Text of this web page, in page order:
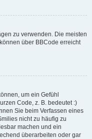
zu verwenden. Die meisten
über BBCode erreicht
um ein Gefühl
Code, z. B. bedeutet :)
Sie beim Verfassen eines
nicht zu häufig zu
machen und ein
überarbeiten oder gar